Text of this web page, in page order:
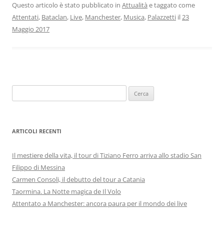
Questo articolo è stato pubblicato in Attualità e taggato come
Attentati, Bataclan, Live, Manchester, Musica, Palazzetti il23
Maggio 2017
per:
ARTICOLI RECENTI
Il mestiere della vita, il tour di Tiziano Ferro arriva allo stadio San
Filippo di Messina
Carmen Consoli, il debutto del tour a Catania
Taormina. La Notte magica de Il Volo
Attentato a Manchester: ancora paura per il mondo dei live